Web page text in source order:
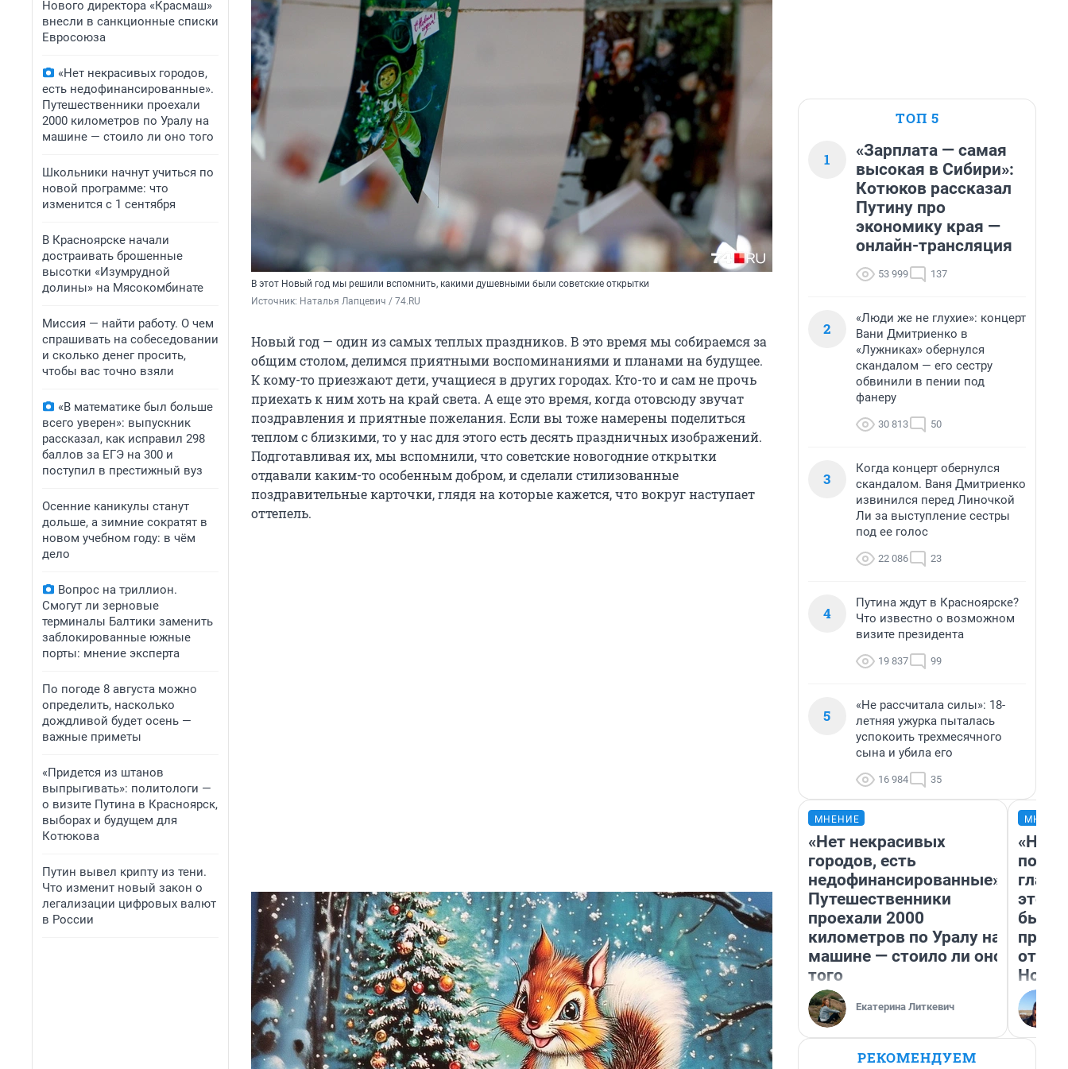
Нового директора «Красмаш»
внесли в санкционные списки
Евросоюза
«Нет некрасивых городов,
есть недофинансированные».
Путешественники проехали
2000 километров по Уралу на
машине — стоило ли оно того
Школьники начнут учиться по
новой программе: что
изменится с 1 сентября
В Красноярске начали
достраивать брошенные
высотки «Изумрудной
долины» на Мясокомбинате
Миссия — найти работу. О чем
спрашивать на собеседовании
и сколько денег просить,
чтобы вас точно взяли
«В математике был больше
всего уверен»: выпускник
рассказал, как исправил 298
баллов за ЕГЭ на 300 и
поступил в престижный вуз
Осенние каникулы станут
дольше, а зимние сократят в
новом учебном году: в чём
дело
Вопрос на триллион.
Смогут ли зерновые
терминалы Балтики заменить
заблокированные южные
порты: мнение эксперта
По погоде 8 августа можно
определить, насколько
дождливой будет осень —
важные приметы
«Придется из штанов
выпрыгивать»: политологи —
о визите Путина в Красноярск,
выборах и будущем для
Котюкова
Путин вывел крипту из тени.
Что изменит новый закон о
легализации цифровых валют
в России
В этот Новый год мы решили вспомнить, какими душевными были советские открытки
Источник: Наталья Лапцевич / 74.RU
Новый год — один из самых теплых праздников. В это время мы собираемся за
общим столом, делимся приятными воспоминаниями и планами на будущее.
К кому-то приезжают дети, учащиеся в других городах. Кто-то и сам не прочь
приехать к ним хоть на край света. А еще это время, когда отовсюду звучат
поздравления и приятные пожелания. Если вы тоже намерены поделиться
теплом с близкими, то у нас для этого есть десять праздничных изображений.
Подготавливая их, мы вспомнили, что советские новогодние открытки
отдавали каким-то особенным добром, и сделали стилизованные
поздравительные карточки, глядя на которые кажется, что вокруг наступает
оттепель.
ТОП 5
1
«Зарплата — самая
высокая в Сибири»:
Котюков рассказал
Путину про
экономику края —
онлайн-трансляция
53 999 137
2
«Люди же не глухие»: концерт
Вани Дмитриенко в
«Лужниках» обернулся
скандалом — его сестру
обвинили в пении под
фанеру
30 813 50
3
Когда концерт обернулся
скандалом. Ваня Дмитриенко
извинился перед Линочкой
Ли за выступление сестры
под ее голос
22 086 23
4
Путина ждут в Красноярске?
Что известно о возможном
визите президента
19 837 99
5
«Не рассчитала силы»: 18-
летняя ужурка пыталась
успокоить трехмесячного
сына и убила его
16 984 35
МНЕНИЕ
«Нет некрасивых
городов, есть
недофинансированные».
Путешественники
проехали 2000
километров по Уралу на
машине — стоило ли оно
того
Екатерина Литкевич
этого
бьет
РЕКОМЕНДУЕМ